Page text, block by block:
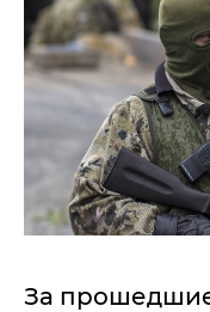
За прошедшие